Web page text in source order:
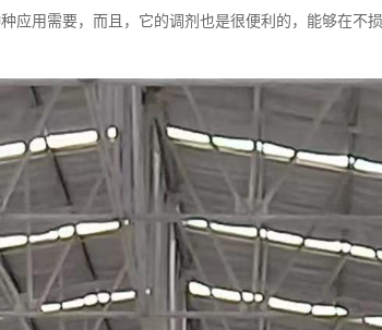
应用需要，而且，它的调剂也是很便利的，能够在不